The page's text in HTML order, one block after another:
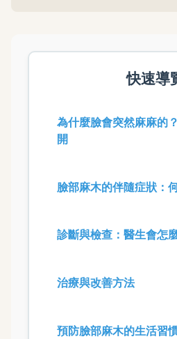
快速導
為什麼臉會突然麻麻的
開
臉部麻木的伴隨症狀：
診斷與檢查：醫生會怎
治療與改善方法
預防臉部麻木的生活習